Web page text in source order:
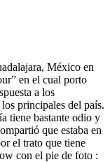
México en
en el cual porto
a los
principales del país.
tiene bastante odio y
que estaba en
el trato que tiene
con el pie de foto :